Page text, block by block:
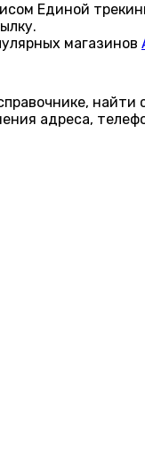
Единой
магазинов
найти
адреса,